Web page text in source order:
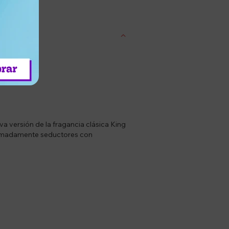
versión de la fragancia clásica King
seductores con